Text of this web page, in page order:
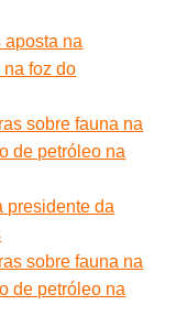
aposta na
foz do
sobre fauna na
de petróleo na
presidente da
sobre fauna na
de petróleo na